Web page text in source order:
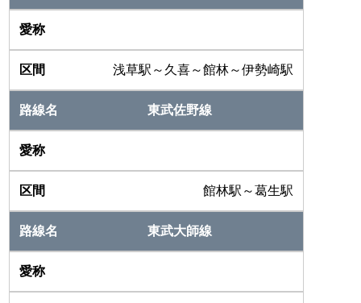
浅草駅～久喜～館林～伊勢崎駅
東武佐野線
館林駅～葛生駅
東武大師線